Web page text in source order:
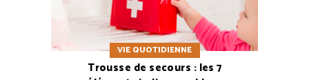
VIE QUOTIDIENNE
Trousse de secours : les 7